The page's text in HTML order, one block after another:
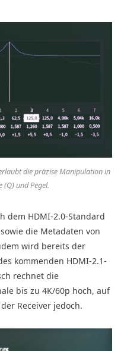
die präzise Manipulation in
(Q) und Pegel.
dem HDMI-2.0-Standard
die Metadaten von
wird bereits der
kommenden HDMI-2.1-
rechnet die
bis zu 4K/60p hoch, auf
Receiver jedoch.